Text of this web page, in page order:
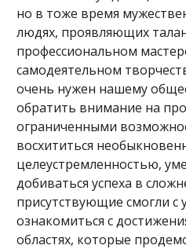
но в тоже время
людях, проявляющих
профессиональном
самодеятельном
очень нужен нашему
обратить внимание на
ограниченными
восхититься
целеустремленностью,
добиваться успеха в
присутствующие смогли с
ознакомиться с
областях, которые